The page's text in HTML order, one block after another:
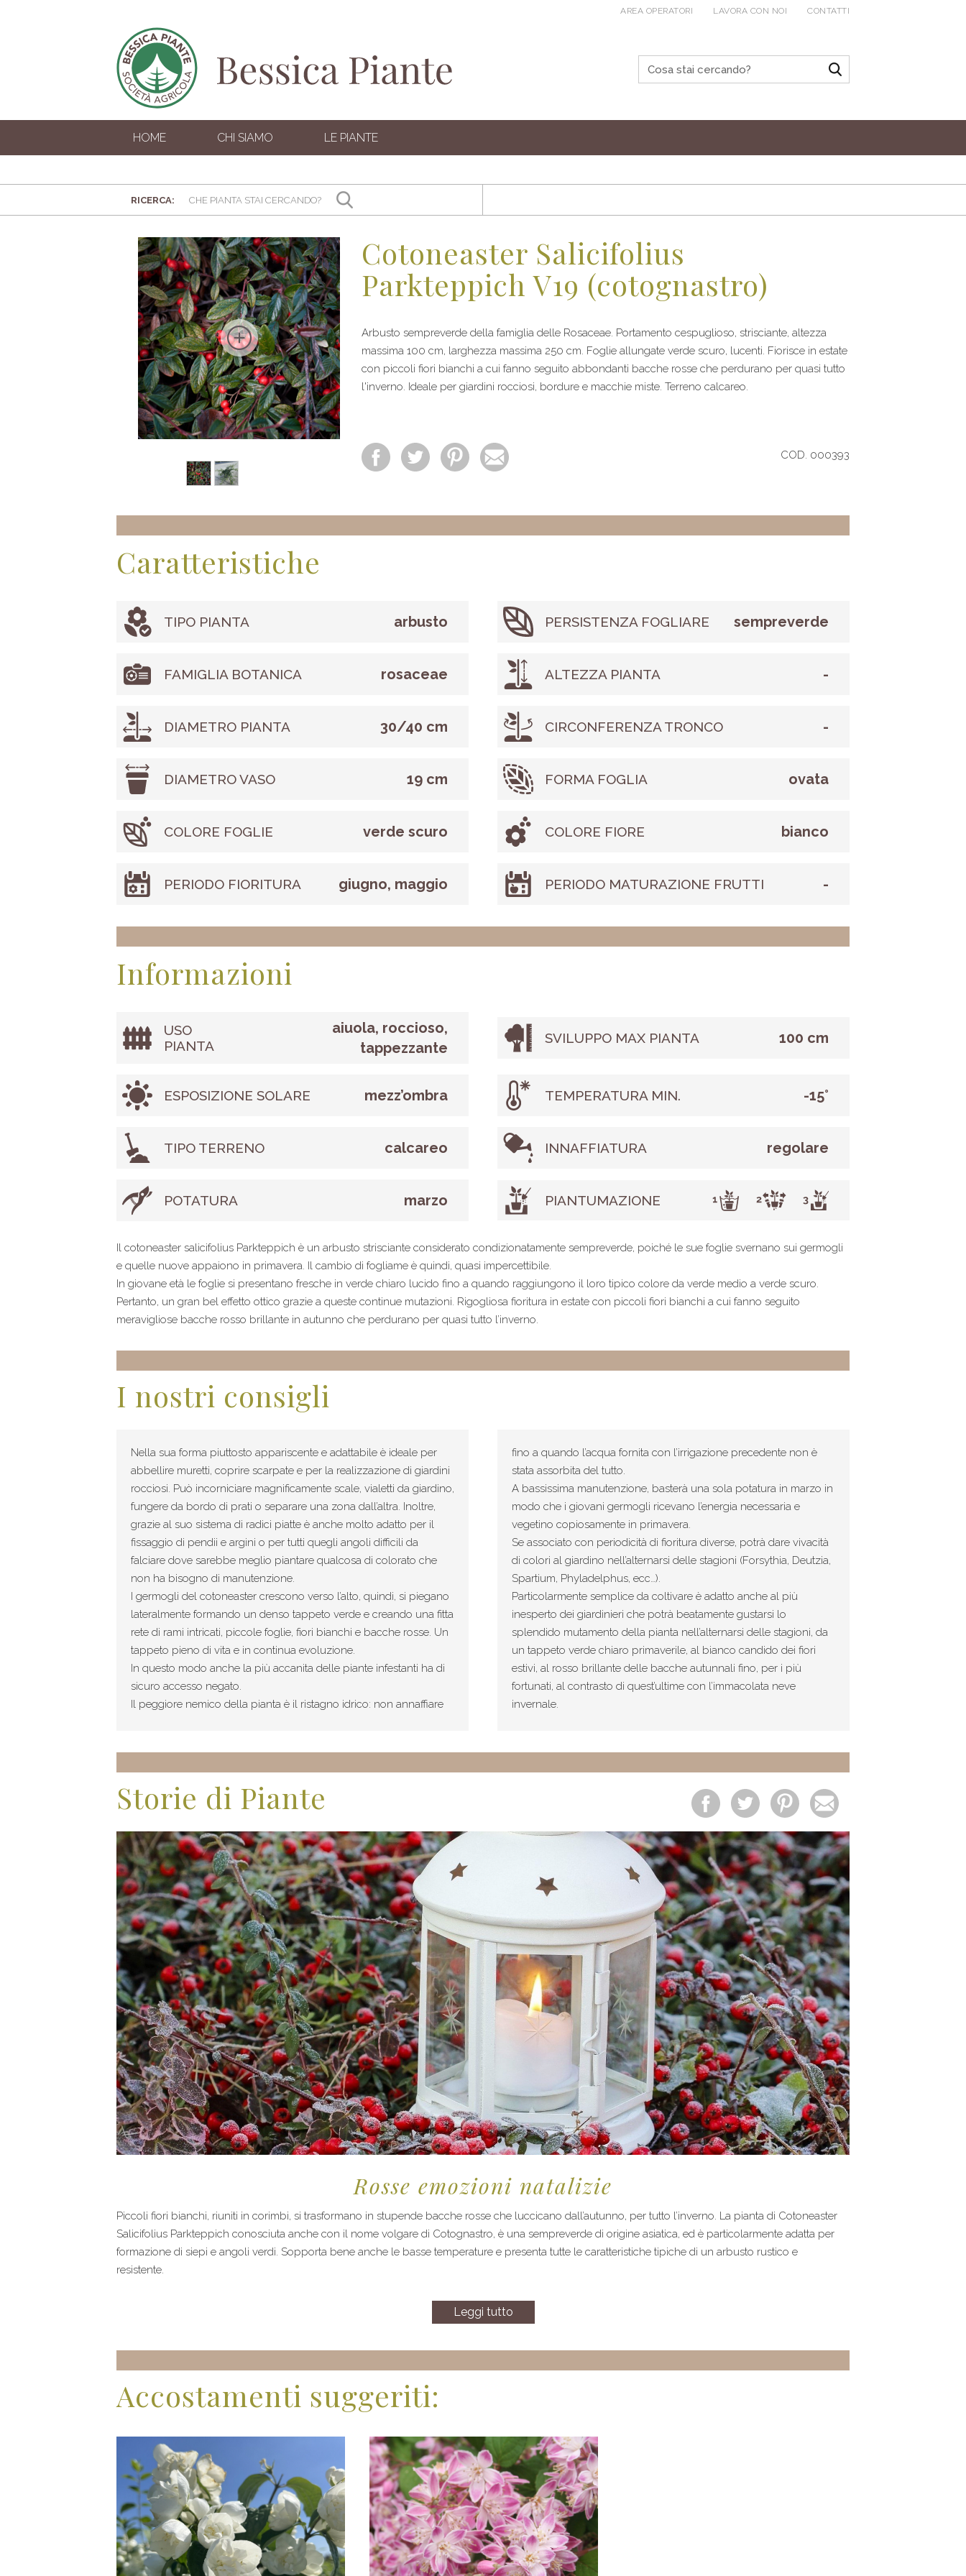
AREA OPERATORI LAVORA CON NOI CONTATTI
HOME CHI SIAMO LE PIANTE
RICERCA:
Cotoneaster Salicifolius
Parkteppich V19 (cotognastro)
Arbusto sempreverde della famiglia delle Rosaceae. Portamento cespuglioso, strisciante, altezza
massima 100 cm, larghezza massima 250 cm. Foglie allungate verde scuro, lucenti. Fiorisce in estate
con piccoli fiori bianchi a cui fanno seguito abbondanti bacche rosse che perdurano per quasi tutto
l'inverno. Ideale per giardini rocciosi, bordure e macchie miste. Terreno calcareo.
COD. 000393
Caratteristiche
TIPO PIANTA arbusto PERSISTENZA FOGLIARE sempreverde
FAMIGLIA BOTANICA rosaceae ALTEZZA PIANTA -
DIAMETRO PIANTA 30/40 cm CIRCONFERENZA TRONCO -
DIAMETRO VASO 19 cm FORMA FOGLIA ovata
COLORE FOGLIE verde scuro COLORE FIORE bianco
PERIODO FIORITURA giugno, maggio PERIODO MATURAZIONE FRUTTI -
Informazioni
USO
PIANTA
aiuola, roccioso,
tappezzante
SVILUPPO MAX PIANTA 100 cm
ESPOSIZIONE SOLARE mezz’ombra TEMPERATURA MIN. -15°
TIPO TERRENO calcareo INNAFFIATURA regolare
POTATURA marzo PIANTUMAZIONE
Il cotoneaster salicifolius Parkteppich è un arbusto strisciante considerato condizionatamente sempreverde, poiché le sue foglie svernano sui germogli
e quelle nuove appaiono in primavera. Il cambio di fogliame è quindi, quasi impercettibile.
In giovane età le foglie si presentano fresche in verde chiaro lucido fino a quando raggiungono il loro tipico colore da verde medio a verde scuro.
Pertanto, un gran bel effetto ottico grazie a queste continue mutazioni. Rigogliosa fioritura in estate con piccoli fiori bianchi a cui fanno seguito
meravigliose bacche rosso brillante in autunno che perdurano per quasi tutto l’inverno.
I nostri consigli
Nella sua forma piuttosto appariscente e adattabile è ideale per
abbellire muretti, coprire scarpate e per la realizzazione di giardini
rocciosi. Può incorniciare magnificamente scale, vialetti da giardino,
fungere da bordo di prati o separare una zona dall’altra. Inoltre,
grazie al suo sistema di radici piatte è anche molto adatto per il
fissaggio di pendii e argini o per tutti quegli angoli difficili da
falciare dove sarebbe meglio piantare qualcosa di colorato che
non ha bisogno di manutenzione.
I germogli del cotoneaster crescono verso l’alto, quindi, si piegano
lateralmente formando un denso tappeto verde e creando una fitta
rete di rami intricati, piccole foglie, fiori bianchi e bacche rosse. Un
tappeto pieno di vita e in continua evoluzione.
In questo modo anche la più accanita delle piante infestanti ha di
sicuro accesso negato.
Il peggiore nemico della pianta è il ristagno idrico: non annaffiare
fino a quando l’acqua fornita con l’irrigazione precedente non è
stata assorbita del tutto.
A bassissima manutenzione, basterà una sola potatura in marzo in
modo che i giovani germogli ricevano l’energia necessaria e
vegetino copiosamente in primavera.
Se associato con periodicità di fioritura diverse, potrà dare vivacità
di colori al giardino nell’alternarsi delle stagioni (Forsythia, Deutzia,
Spartium, Phyladelphus, ecc…).
Particolarmente semplice da coltivare è adatto anche al più
inesperto dei giardinieri che potrà beatamente gustarsi lo
splendido mutamento della pianta nell’alternarsi delle stagioni, da
un tappeto verde chiaro primaverile, al bianco candido dei fiori
estivi, al rosso brillante delle bacche autunnali fino, per i più
fortunati, al contrasto di quest’ultime con l’immacolata neve
invernale.
Storie di Piante
Rosse emozioni natalizie
Piccoli fiori bianchi, riuniti in corimbi, si trasformano in stupende bacche rosse che luccicano dall’autunno, per tutto l’inverno. La pianta di Cotoneaster
Salicifolius Parkteppich conosciuta anche con il nome volgare di Cotognastro, è una sempreverde di origine asiatica, ed è particolarmente adatta per
formazione di siepi e angoli verdi. Sopporta bene anche le basse temperature e presenta tutte le caratteristiche tipiche di un arbusto rustico e
resistente.
Leggi tutto
Accostamenti suggeriti: